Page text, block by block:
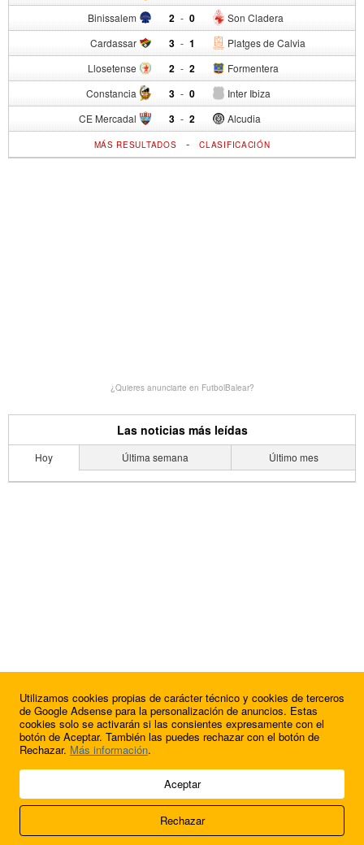
Binissalem 2 - Son Cladera
0
Cardassar 3 - Platges de Calvia
1
Llosetense 2 - Formentera
2
Constancia 3 - Inter Ibiza
0
CE Mercadal 3 - Alcudia
2
MÁS RESULTADOS -CLASIFICACIÓN
¿Quieres anunciarte en FutbolBalear?
Las noticias más leídas
Hoy Última semana Último mes
© 2009 - 2026 Soluciones Corporativas IP, SL.
Acerca de nosotros
FútbolBalear
Utilizamos cookies propias de carácter técnico y cookies de terceros
de Google Adsense para la personalización de anuncios. Estas
cookies solo se activarán si las consientes expresamente con el
botón de Aceptar. También las puedes rechazar con el botón de
Rechazar. Más información.
Aceptar
Rechazar